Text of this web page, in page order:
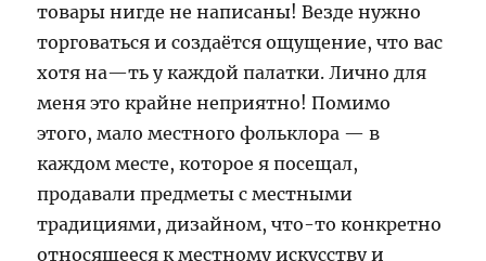
товары нигде не написаны! Везде нужно
торговаться и создаётся ощущение, что вас
хотя на—ть у каждой палатки. Лично для
меня это крайне неприятно! Помимо
этого, мало местного фольклора — в
каждом месте, которое я посещал,
продавали предметы с местными
традициями, дизайном, что-то конкретно
относящееся к местному искусству и